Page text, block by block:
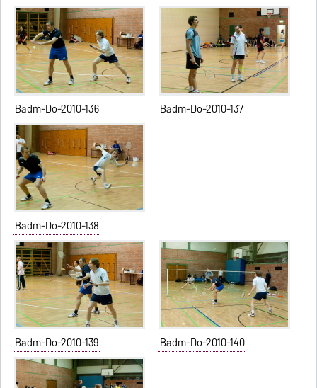
Badm-Do-2010-136 Badm-Do-2010-137
Badm-Do-2010-138
Badm-Do-2010-139 Badm-Do-2010-140